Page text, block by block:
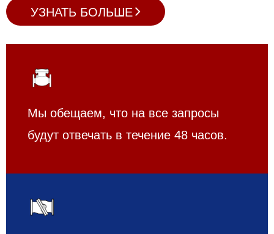
УЗНАТЬ БОЛЬШЕ
Мы обещаем, что на все запросы
будут отвечать в течение 48 часов.